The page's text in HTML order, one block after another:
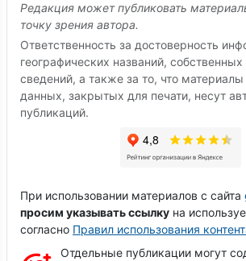
Редакция может публиковать
точку зрения автора.
Ответственность за достоверность
географических названий,
сведений, а также за то, что
данных, закрытых для печати, несут
публикаций.
При использовании материалов с сайта
просим указывать ссылку на
согласно Правил использования
Отдельные публикации могут